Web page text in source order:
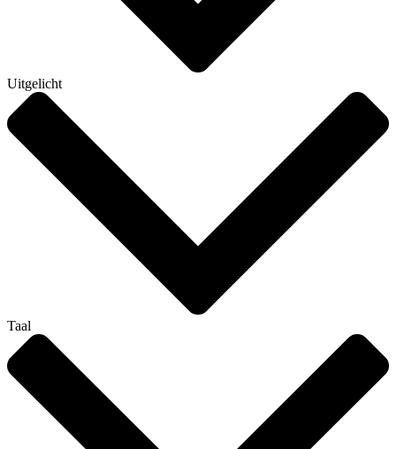
Uitgelicht
Taal